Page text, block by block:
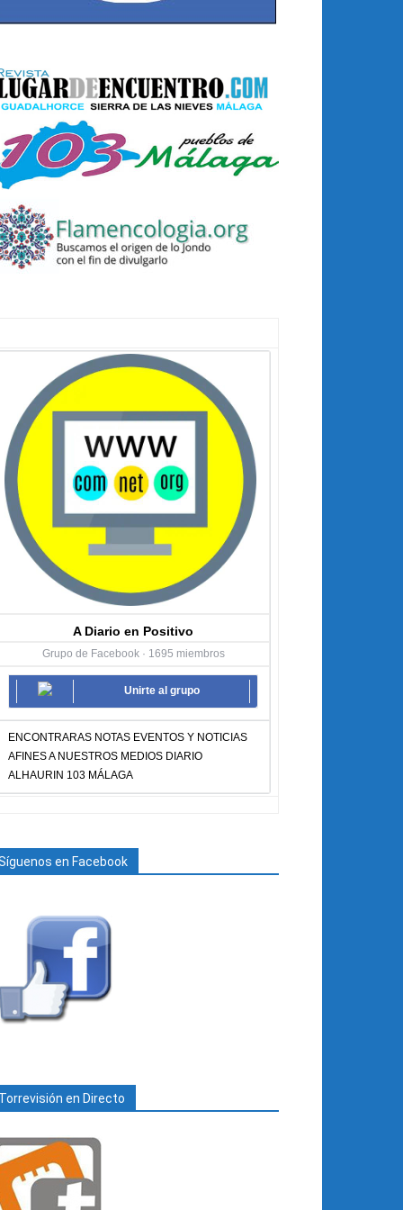
A Diario en Positivo
Grupo de Facebook · 1695 miembros
Unirte al grupo
ENCONTRARAS NOTAS EVENTOS Y NOTICIAS
AFINES A NUESTROS MEDIOS DIARIO
ALHAURIN 103 MÁLAGA
en Facebook
en Directo